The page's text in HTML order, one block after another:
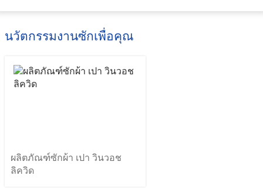
นวัตกรรมงานซักเพื่อคุณ
ผลิตภัณฑ์ซักผ้า เปา วินวอช
ลิควิด